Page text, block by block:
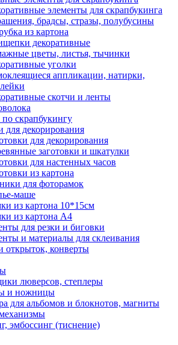
элементы для скрапбукинга
брадсы, стразы, полубусины
из картона
декоративные
цветы, листья, тычинки
уголки
аппликации, натирки,
скотчи и ленты
скрапбукингу
для декорирования
для декорирования
заготовки и шкатулки
для настенных часов
из картона
для фоторамок
маше
из картона 10*15см
из картона А4
для резки и биговки
и материалы для склеивания
открыток, конверты
люверсов, степлеры
и ножницы
для альбомов и блокнотов, магниты
эмбоссинг (тиснение)